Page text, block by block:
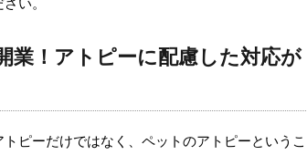
い。
業！アトピーに配慮した対応が
ピーだけではなく、ペットのアトピーというこ